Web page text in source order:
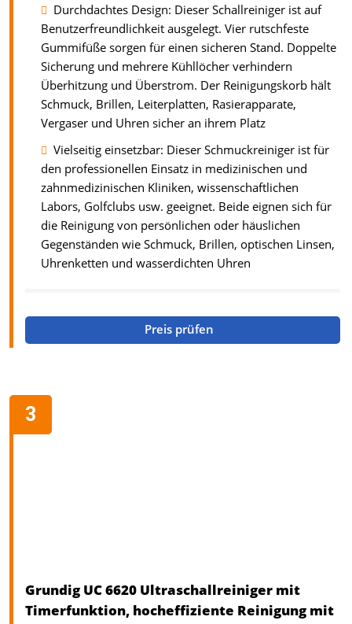
Durchdachtes Design: Dieser Schallreiniger ist auf
Benutzerfreundlichkeit ausgelegt. Vier rutschfeste
Gummifüße sorgen für einen sicheren Stand. Doppelte
Sicherung und mehrere Kühllöcher verhindern
Überhitzung und Überstrom. Der Reinigungskorb hält
Schmuck, Brillen, Leiterplatten, Rasierapparate,
Vergaser und Uhren sicher an ihrem Platz
Vielseitig einsetzbar: Dieser Schmuckreiniger ist für
den professionellen Einsatz in medizinischen und
zahnmedizinischen Kliniken, wissenschaftlichen
Labors, Golfclubs usw. geeignet. Beide eignen sich für
die Reinigung von persönlichen oder häuslichen
Gegenständen wie Schmuck, Brillen, optischen Linsen,
Uhrenketten und wasserdichten Uhren
Preis prüfen
Grundig UC 6620 Ultraschallreiniger mit
Timerfunktion, hocheffiziente Reinigung mit